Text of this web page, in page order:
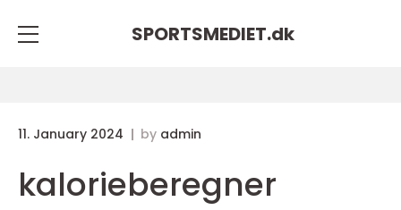
SPORTSMEDIET.dk
11. January 2024 by admin
kalorieberegner